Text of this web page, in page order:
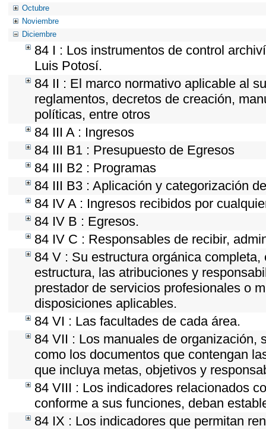
Octubre
Noviembre
Diciembre
84 I : Los instrumentos de control
Luis Potosí.
84 II : El marco normativo aplicable al
reglamentos, decretos de creación,
políticas, entre otros
84 III A : Ingresos
84 III B1 : Presupuesto de Egresos
84 III B2 : Programas
84 III B3 : Aplicación y categorización
84 IV A : Ingresos recibidos por
84 IV B : Egresos.
84 IV C : Responsables de recibir,
84 V : Su estructura orgánica
estructura, las atribuciones y
prestador de servicios profesionales o
disposiciones aplicables.
84 VI : Las facultades de cada área.
84 VII : Los manuales de organización,
como los documentos que contengan
que incluya metas, objetivos y
84 VIII : Los indicadores relacionados
conforme a sus funciones, deban
84 IX : Los indicadores que permitan